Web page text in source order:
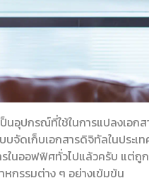
ป็นอุปกรณ์ที่ใช้ในการแปลงเอ
บจัดเก็บเอกสารดิจิทัลในประ
ในออฟฟิศทั่วไปแล้วครับ แต่
หกรรมต่าง ๆ อย่างเข้มข้น